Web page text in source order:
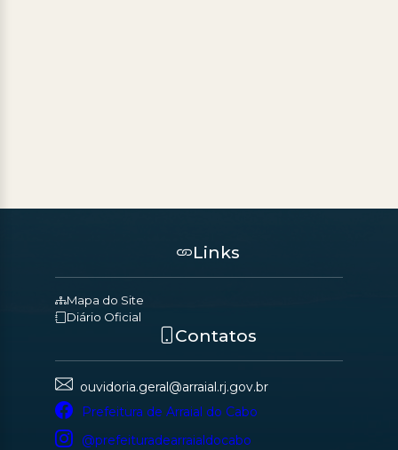
Links
Mapa do Site
Diário Oficial
Contatos
ouvidoria.geral@arraial.rj.gov.br
Prefeitura de Arraial do Cabo
@prefeituradearraialdocabo